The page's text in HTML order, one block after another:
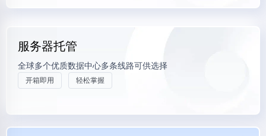
服务器托管
全球多个优质数据中心多条线路可供选择
开箱即用 轻松掌握